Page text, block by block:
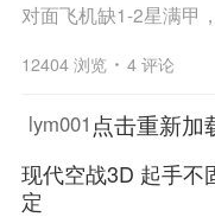
12404 浏览 4 评论
lym001 点击重新加
现代空战3D 起手不固定技术不稳
定